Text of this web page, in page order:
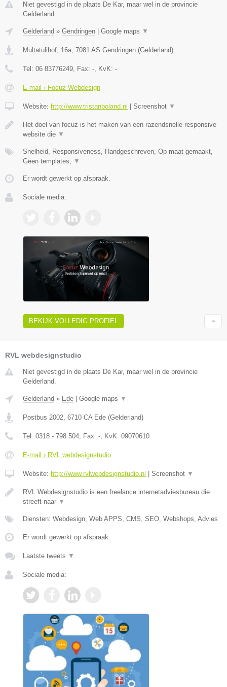
Niet gevestigd in de plaats De Kar, maar wel in de provincie
Gelderland.
Gelderland » Gendringen Google maps ▼
Multatulihof, 16a, 7081 AS Gendringen (Gelderland)
Tel: 06 83776249, Fax: -, KvK: -
E-mail › Focuz Webdesign
Website: http://www.tristanboland.nl Screenshot ▼
Het doel van focuz is het maken van een razendsnelle responsive
website die ▼
Snelheid, Responsiveness, Handgeschreven, Op maat gemaakt,
Geen templates, ▼
Er wordt gewerkt op afspraak.
Sociale media:
BEKIJK VOLLEDIG PROFIEL
RVL webdesignstudio
Niet gevestigd in de plaats De Kar, maar wel in de provincie
Gelderland.
Gelderland » Ede Google maps ▼
Postbus 2002 6710 CA Ede (Gelderland)
Tel: 0318 - 798 504 , Fax: - , KvK: 09070610
E-mail › RVL webdesignstudio
Website: http://www.rvlwebdesignstudio.nl Screenshot ▼
RVL Webdesignstudio is een freelance internetadviesbureau die
streeft naar ▼
Diensten: Webdesign, Web APPS, CMS, SEO, Webshops, Advies
Er wordt gewerkt op afspraak.
Laatste tweets ▼
Sociale media: